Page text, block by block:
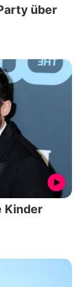
über
Kinder